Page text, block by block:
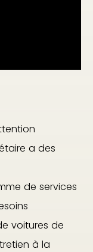
a des
de services
voitures de
à la